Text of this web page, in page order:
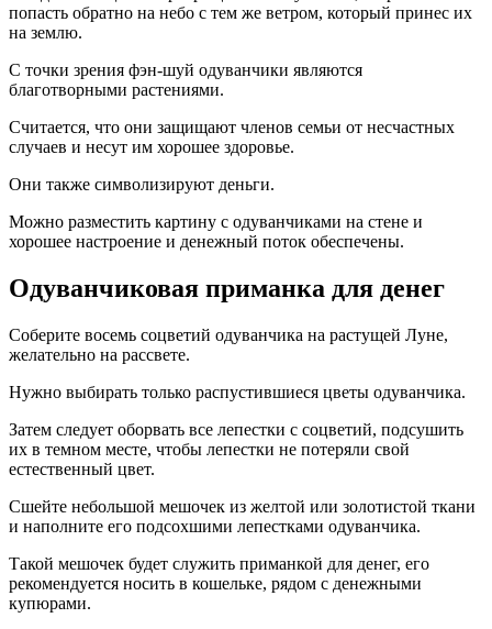
попасть обратно на небо с тем же ветром, который принес их
на землю.
С точки зрения фэн-шуй одуванчики являются
благотворными растениями.
Считается, что они защищают членов семьи от несчастных
случаев и несут им хорошее здоровье.
Они также символизируют деньги.
Можно разместить картину с одуванчиками на стене и
хорошее настроение и денежный поток обеспечены.
Одуванчиковая приманка для денег
Соберите восемь соцветий одуванчика на растущей Луне,
желательно на рассвете.
Нужно выбирать только распустившиеся цветы одуванчика.
Затем следует оборвать все лепестки с соцветий, подсушить
их в темном месте, чтобы лепестки не потеряли свой
естественный цвет.
Сшейте небольшой мешочек из желтой или золотистой ткани
и наполните его подсохшими лепестками одуванчика.
Такой мешочек будет служить приманкой для денег, его
рекомендуется носить в кошельке, рядом с денежными
купюрами.